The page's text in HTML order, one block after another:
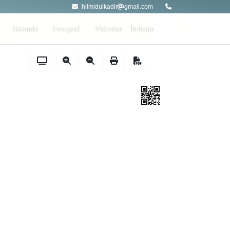
hilmidulkadir gmail.com
Basında Fotograf Videolar İletişim